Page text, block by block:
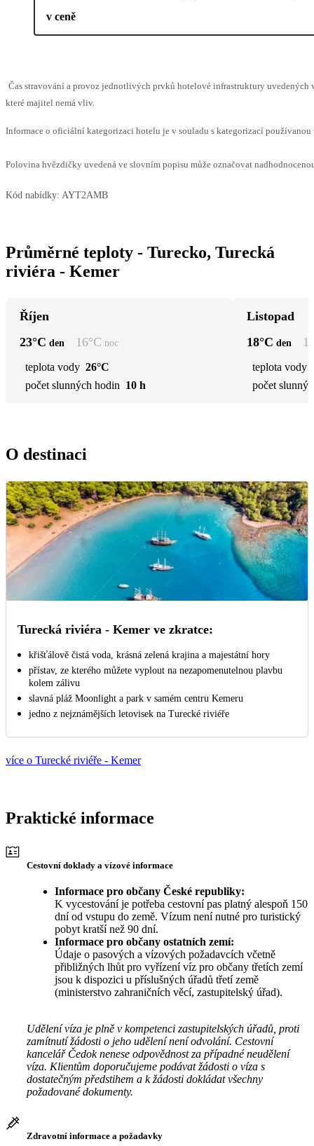
v ceně
Čas stravování a provoz jednotlivých prvků hotelové infrastruktury uvedených
které majitel nemá vliv.
Informace o oficiální kategorizaci hotelu je v souladu s kategorizací
Polovina hvězdičky uvedená ve slovním popisu může označovat
Kód nabídky: AYT2AMB
Průměrné teploty - Turecko, Turecká
riviéra - Kemer
Říjen
23°C den 16°C noc
teplota vody 26°C
počet slunných hodin 10 h
Listopad
18°C den
teplota vody
počet
O destinaci
Turecká riviéra - Kemer ve zkratce:
křišťálově čistá voda, krásná zelená krajina a majestátní hory
přístav, ze kterého můžete vyplout na nezapomenutelnou plavbu
kolem zálivu
slavná pláž Moonlight a park v samém centru Kemeru
jedno z nejznámějších letovisek na Turecké riviéře
více o Turecké riviéře - Kemer
Praktické informace
Cestovní doklady a vízové informace
Informace pro občany České republiky:
K vycestování je potřeba cestovní pas platný alespoň 150
dní od vstupu do země. Vízum není nutné pro turistický
pobyt kratší než 90 dní.
Informace pro občany ostatních zemí:
Údaje o pasových a vízových požadavcích včetně
přibližných lhůt pro vyřízení víz pro občany třetích zemí
jsou k dispozici u příslušných úřadů třetí země
(ministerstvo zahraničních věcí, zastupitelský úřad).
Udělení víza je plně v kompetenci zastupitelských úřadů, proti
zamítnutí žádosti o jeho udělení není odvolání. Cestovní
kancelář Čedok nenese odpovědnost za případné neudělení
víza. Klientům doporučujeme podávat žádosti o víza s
dostatečným předstihem a k žádosti dokládat všechny
požadované dokumenty.
Zdravotní informace a požadavky